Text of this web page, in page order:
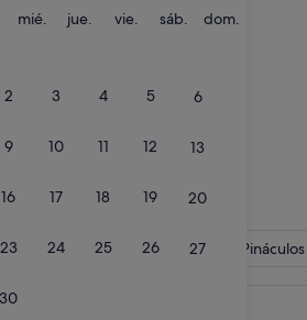
martes
mié. miércoles
jue. jueves
vie. viernes
sáb. sábado
dom.
2 3 4 5 6
9 10 11 12 13
16 17 18 19 20
23 24 25 26 27
30
paga después Sendero de los Pináculos